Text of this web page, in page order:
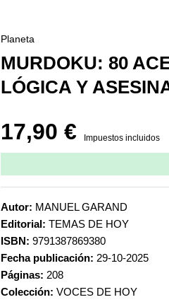
Planeta
MURDOKU: 80
LÓGICA Y
17,90 € Impuestos incluidos
Autor: MANUEL GARAND
Editorial: TEMAS DE HOY
ISBN: 9791387869380
Fecha publicación: 29-10-2025
Páginas: 208
Colección: VOCES DE HOY